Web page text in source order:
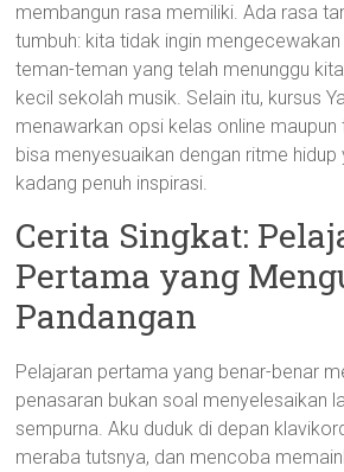
membangun rasa memiliki. Ada rasa
tumbuh: kita tidak ingin
teman-teman yang telah menunggu
kecil sekolah musik. Selain itu, kursus
menawarkan opsi kelas online
bisa menyesuaikan dengan ritme
kadang penuh inspirasi.
Cerita Singkat:
Pertama yang
Pandangan
Pelajaran pertama yang benar-benar
penasaran bukan soal menyelesaikan
sempurna. Aku duduk di depan
meraba tutsnya, dan mencoba